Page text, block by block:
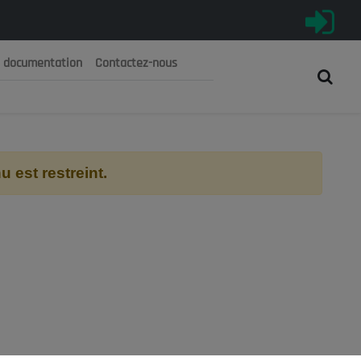
الجزائرية الديمقراطية الشعبية
documentation Contactez-nous
est restreint.